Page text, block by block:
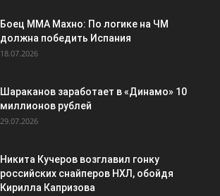
Боец ММА Махно: По логике на ЧМ
должна победить Испания
18.07.2026
Шараканов заработает в «Динамо» 10
миллионов рублей
29.07.2026
Никита Кучеров возглавил гонку
российских снайперов НХЛ, обойдя
Кирилла Капризова